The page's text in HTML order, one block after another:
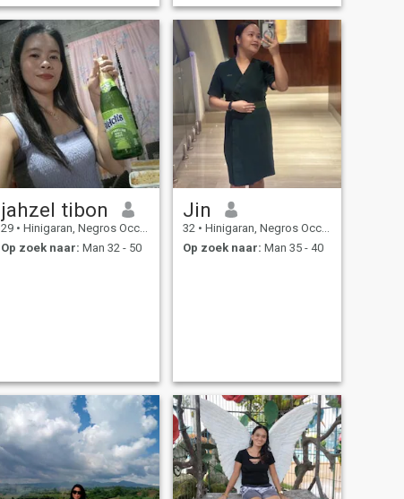
jahzel tibon
29 • Hinigaran, Negros Occidental, Filipijnen
Op zoek naar: Man 32 - 50
Jin
32 • Hinigaran, Negros Occidental, Filipijnen
Op zoek naar: Man 35 - 40